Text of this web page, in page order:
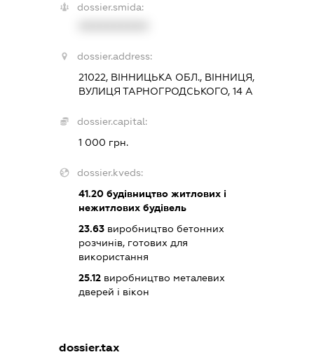
dossier.smida:
dossier.address:
21022, ВІННИЦЬКА ОБЛ., ВІННИЦЯ,
ВУЛИЦЯ ТАРНОГРОДСЬКОГО, 14 А
dossier.capital:
1 000 грн.
dossier.kveds:
41.20будівництво житлових і
нежитлових будівель
23.63виробництво бетонних
розчинів, готових для
використання
25.12виробництво металевих
дверей і вікон
dossier.tax